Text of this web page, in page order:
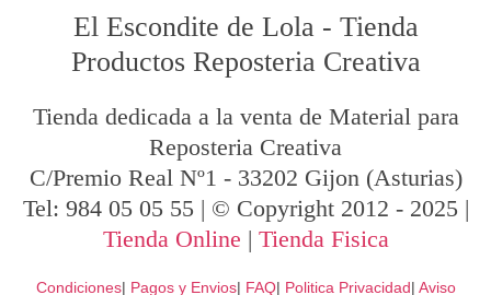
El Escondite de Lola - Tienda
Productos Reposteria Creativa
Tienda dedicada a la venta de Material para
Reposteria Creativa
C/Premio Real Nº1 - 33202 Gijon (Asturias)
Tel: 984 05 05 55 | © Copyright 2012 - 2025 |
Tienda Online | Tienda Fisica
Condiciones| Pagos y Envios| FAQ| Politica Privacidad| Aviso